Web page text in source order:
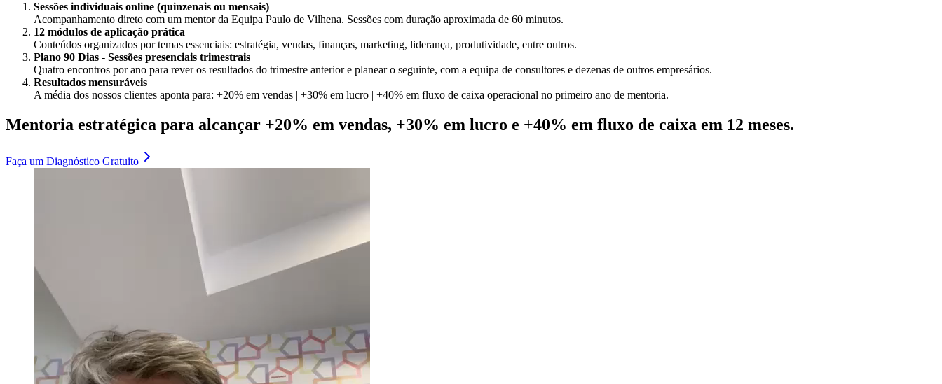
Sessões individuais online (quinzenais ou mensais)
Acompanhamento direto com um mentor da Equipa Paulo de Vilhena. Sessões com duração aproximada de 60 minutos.
12 módulos de aplicação prática
Conteúdos organizados por temas essenciais: estratégia, vendas, finanças, marketing, liderança, produtividade, entre outros.
Plano 90 Dias - Sessões presenciais trimestrais
Quatro encontros por ano para rever os resultados do trimestre anterior e planear o seguinte, com a equipa de consultores e dezenas de outros empresários.
Resultados mensuráveis
A média dos nossos clientes aponta para: +20% em vendas | +30% em lucro | +40% em fluxo de caixa operacional no primeiro ano de mentoria.
Mentoria estratégica para alcançar +20% em vendas, +30% em lucro e +40% em fluxo de caixa em 12 meses.
Faça um Diagnóstico Gratuito